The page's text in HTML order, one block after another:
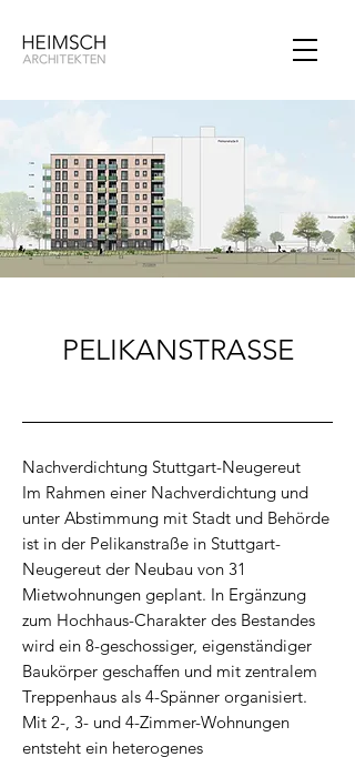
PELIKANSTRASSE
Nachverdichtung Stuttgart-Neugereut
Im Rahmen einer Nachverdichtung und
unter Abstimmung mit Stadt und Behörde
ist in der Pelikanstraße in Stuttgart-
Neugereut der Neubau von 31
Mietwohnungen geplant. In Ergänzung
zum Hochhaus-Charakter des Bestandes
wird ein 8-geschossiger, eigenständiger
Baukörper geschaffen und mit zentralem
Treppenhaus als 4-Spänner organisiert.
Mit 2-, 3- und 4-Zimmer-Wohnungen
entsteht ein heterogenes